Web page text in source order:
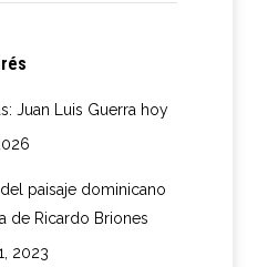
Juan Luis Guerra hoy
paisaje dominicano
de Ricardo Briones
2023